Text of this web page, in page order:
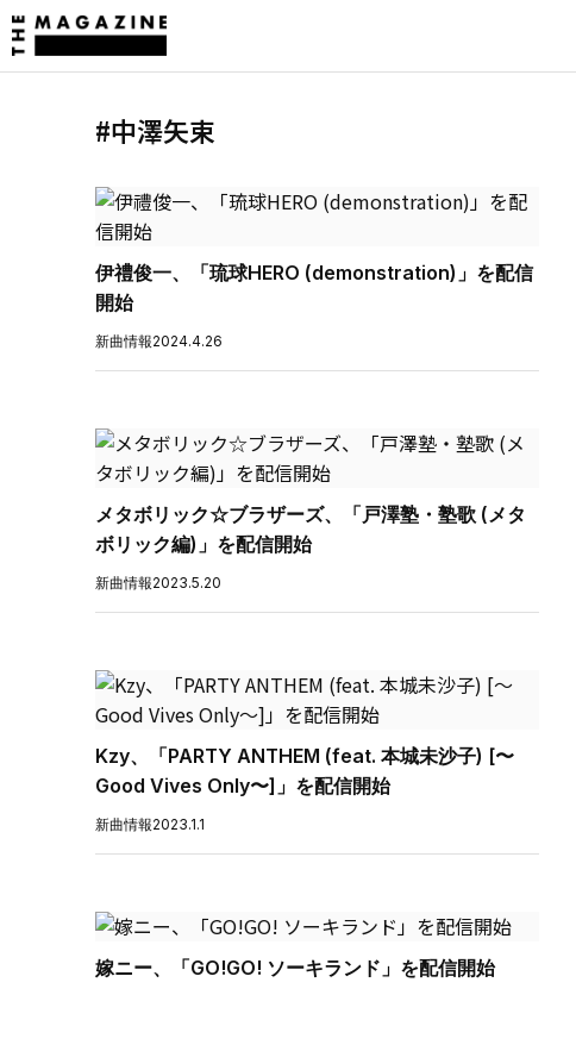
#中澤矢束
伊禮俊一、「琉球HERO (demonstration)」を配信
開始
新曲情報2024.4.26
メタボリック☆ブラザーズ、「戸澤塾・塾歌 (メタ
ボリック編)」を配信開始
新曲情報2023.5.20
Kzy、「PARTY ANTHEM (feat. 本城未沙子) [〜
Good Vives Only〜]」を配信開始
新曲情報2023.1.1
嫁ニー、「GO!GO! ソーキランド」を配信開始